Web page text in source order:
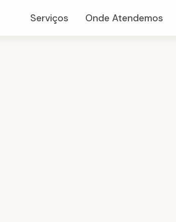
Serviços Onde Atendemos